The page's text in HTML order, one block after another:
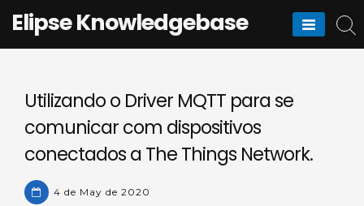
Elipse Knowledgebase
Utilizando o Driver MQTT para se
comunicar com dispositivos
conectados a The Things Network.
4 de May de 2020